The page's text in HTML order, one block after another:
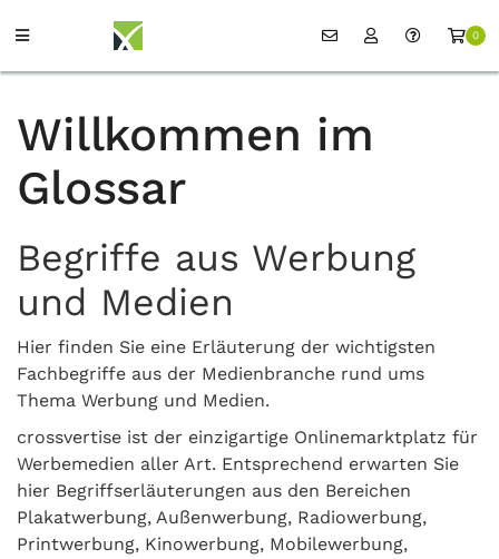
0
Willkommen im
Glossar
Begriffe aus Werbung
und Medien
Hier finden Sie eine Erläuterung der wichtigsten
Fachbegriffe aus der Medienbranche rund ums
Thema Werbung und Medien.
crossvertise ist der einzigartige Onlinemarktplatz für
Werbemedien aller Art. Entsprechend erwarten Sie
hier Begriffserläuterungen aus den Bereichen
Plakatwerbung, Außenwerbung, Radiowerbung,
Printwerbung, Kinowerbung, Mobilewerbung,